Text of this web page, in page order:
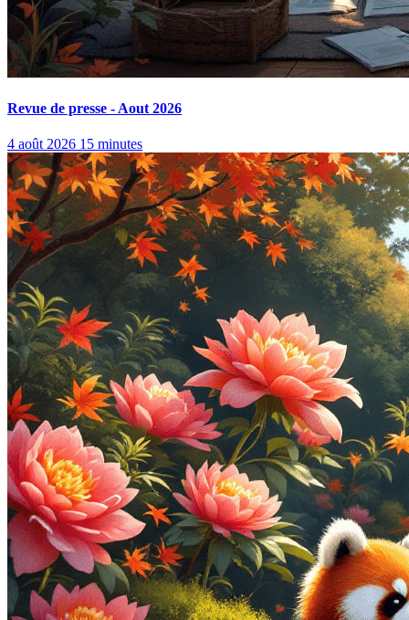
Revue de presse - Aout 2026
4 août 2026 15 minutes